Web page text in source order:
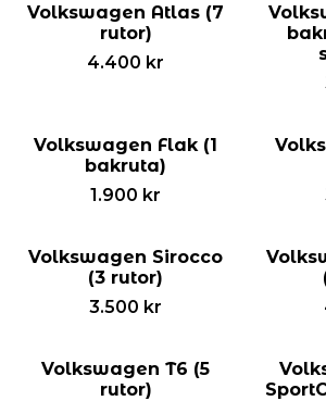
Volkswagen Atlas (7
rutor)
4.400 kr
Volkswagen Flak (1
bakruta)
1.900 kr
Volkswagen Sirocco
(3 rutor)
3.500 kr
Volkswagen T6 (5
rutor)